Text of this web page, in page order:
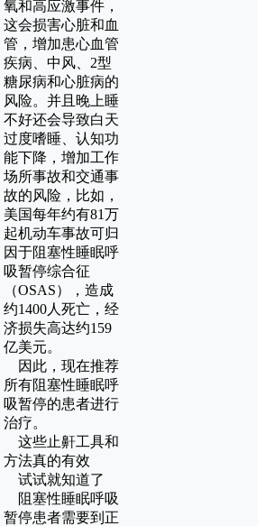
氧和高应激事件，
这会损害心脏和血
管，增加患心血管
疾病、中风、2型
糖尿病和心脏病的
风险。并且晚上睡
不好还会导致白天
过度嗜睡、认知功
能下降，增加工作
场所事故和交通事
故的风险，比如，
美国每年约有81万
起机动车事故可归
因于阻塞性睡眠呼
吸暂停综合征
（OSAS），造成
约1400人死亡，经
济损失高达约159
亿美元。
因此，现在推荐
所有阻塞性睡眠呼
吸暂停的患者进行
治疗。
这些止鼾工具和
方法真的有效
试试就知道了
阻塞性睡眠呼吸
暂停患者需要到正